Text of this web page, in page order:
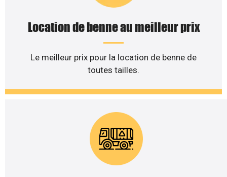
Location de benne au meilleur prix
Le meilleur prix pour la location de benne de
toutes tailles.